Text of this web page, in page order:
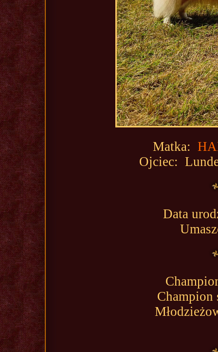
Matka:
Ojciec:
Data
Champion